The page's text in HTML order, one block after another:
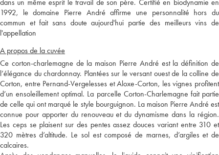
dans un même esprit le travail de son père. Certifié en biodynamie en
1992, le domaine Pierre André affirme une personnalité hors du
commun et fait sans doute aujourd'hui partie des meilleurs vins de
l'appellation
A propos de la cuvée
Ce corton-charlemagne de la maison Pierre André est la définition de
l’élégance du chardonnay. Plantées sur le versant ouest de la colline de
Corton, entre Pernand-Vergelesses et Aloxe-Corton, les vignes profitent
d’un ensoleillement optimal. La parcelle Corton-Charlemagne fait partie
de celle qui ont marqué le style bourguignon. La maison Pierre André est
connue pour apporter du renouveau et du dynamisme dans la région.
Les ceps se plaisent sur des pentes assez douces variant entre 310 et
320 mètres d’altitude. Le sol est composé de marnes, d’argiles et de
calcaires.